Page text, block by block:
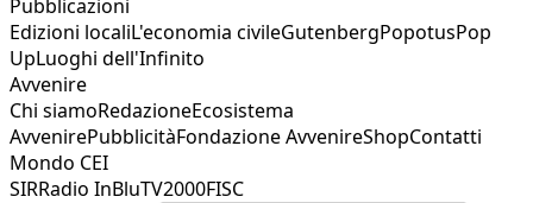
Pubblicazioni
Edizioni localiL'economia civileGutenbergPopotusPop
UpLuoghi dell'Infinito
Avvenire
Chi siamoRedazioneEcosistema
AvvenirePubblicitàFondazione AvvenireShopContatti
Mondo CEI
SIRRadio InBluTV2000FISC